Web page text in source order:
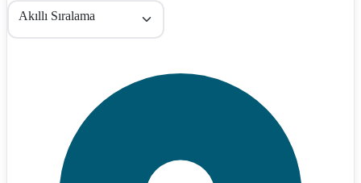
Akıllı Sıralama